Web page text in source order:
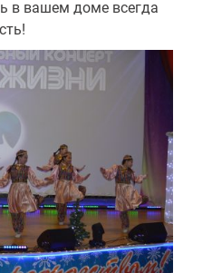
в вашем доме всегда